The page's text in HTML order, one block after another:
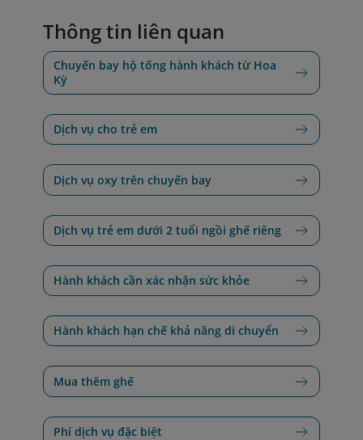
Thông tin liên quan
Chuyến bay hộ tống hành khách từ Hoa
Kỳ
Dịch vụ cho trẻ em
Dịch vụ oxy trên chuyến bay
Dịch vụ trẻ em dưới 2 tuổi ngồi ghế riêng
Hành khách cần xác nhận sức khỏe
Hành khách hạn chế khả năng di chuyển
Mua thêm ghế
Phí dịch vụ đặc biệt